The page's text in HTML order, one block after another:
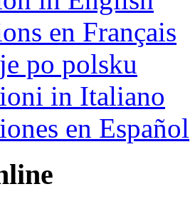
en Français
po polsku
in Italiano
en Español